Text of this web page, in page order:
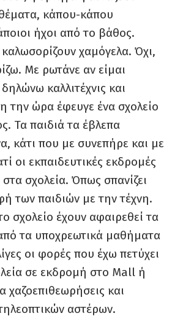
κάπου-κάπου
ήχοι από το βάθος.
χαμόγελα. Όχι,
Με ρωτάνε αν είμαι
καλλιτέχνις και
την ώρα έφευγε ένα σχολείο
Τα παιδιά τα έβλεπα
κάτι που με συνεπήρε και με
οι εκπαιδευτικές εκδρομές
στα σχολεία. Όπως σπανίζει
των παιδιών με την τέχνη.
σχολείο έχουν αφαιρεθεί τα
από τα υποχρεωτικά μαθήματα
οι φορές που έχω πετύχει
σε εκδρομή στο Mall ή
χαζοεπιθεωρήσεις και
αστέρων.